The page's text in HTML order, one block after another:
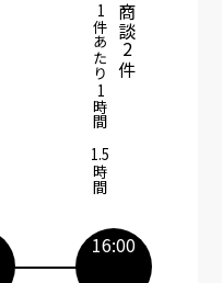
商談2件​
1件あたり1時間～
1.5
時間
16:00